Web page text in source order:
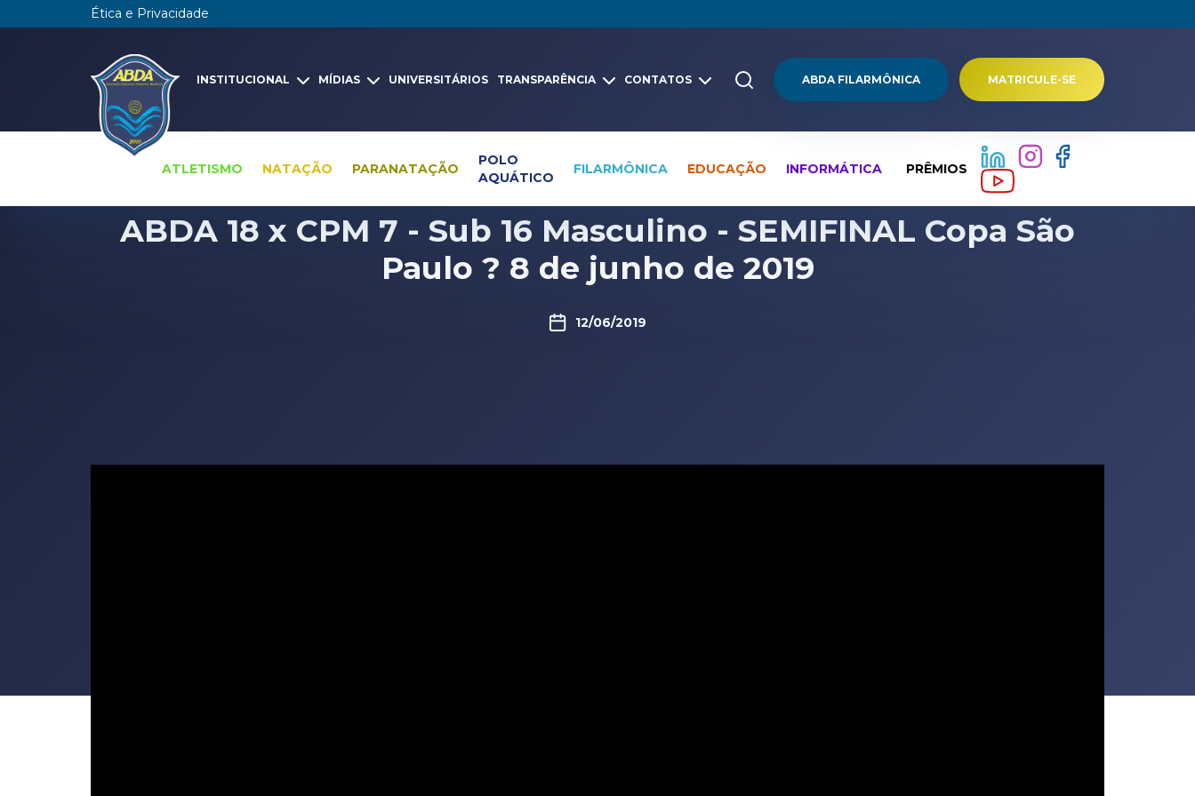
Ética e Privacidade
INSTITUCIONAL MÍDIAS UNIVERSITÁRIOS TRANSPARÊNCIA CONTATOS ABDA FILARMÔNICA MATRICULE-SE
ATLETISMO NATAÇÃO PARANATAÇÃO
POLO
AQUÁTICO
FILARMÔNICA EDUCAÇÃO INFORMÁTICA PRÊMIOS
Pesquisa global Vídeos
ABDA 18 x CPM 7 - Sub 16 Masculino - SEMIFINAL Copa São
Paulo ? 8 de junho de 2019
12/06/2019